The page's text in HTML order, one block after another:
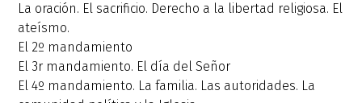
La oración. El sacrificio. Derecho a la libertad religiosa. El
ateísmo.
El 2º mandamiento
El 3r mandamiento. El día del Señor
El 4º mandamiento. La familia. Las autoridades. La